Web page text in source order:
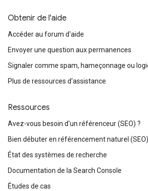
Obtenir de l'aide
Accéder au forum d'aide
Envoyer une question aux permanences
Signaler comme spam, hameçonnage ou
Plus de ressources d'assistance
Ressources
Avez-vous besoin d'un référenceur (SEO) ?
Bien débuter en référencement naturel (SEO)
État des systèmes de recherche
Documentation de la Search Console
Études de cas